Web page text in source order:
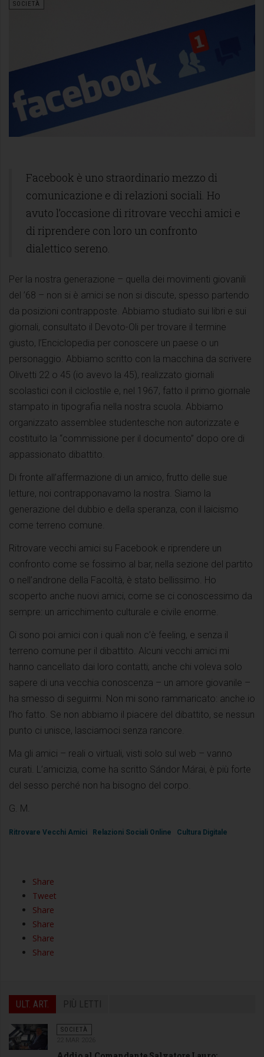
SOCIETÀ
Facebook è uno straordinario mezzo di
comunicazione e di relazioni sociali. Ho
avuto l’occasione di ritrovare vecchi amici e
di riprendere con loro un confronto
dialettico sereno.
Per la nostra generazione – quella dei movimenti giovanili
del ’68 – non si è amici se non si discute, spesso partendo
da posizioni contrapposte. Abbiamo studiato sui libri e sui
giornali, consultato il Devoto-Oli per trovare il termine
giusto, l’Enciclopedia per conoscere un paese o un
personaggio. Abbiamo scritto con la macchina da scrivere
Olivetti 22 o 45 (io avevo la 45), realizzato giornali
scolastici con il ciclostile e, nel 1967, fatto il primo giornale
stampato in tipografia nella nostra scuola. Abbiamo
organizzato assemblee studentesche non autorizzate e
costituito la “commissione per il documento” dopo ore di
appassionato dibattito.
Di fronte all’affermazione di un amico, frutto delle sue
letture, noi contrapponavamo la nostra. Siamo la
generazione del dubbio e della speranza, con il laicismo
come terreno comune.
Ritrovare vecchi amici su Facebook e riprendere un
confronto come se fossimo al bar, nella sezione del partito
o nell’androne della Facoltà, è stato bellissimo. Ho
scoperto anche nuovi amici, come se ci conoscessimo da
sempre: un arricchimento culturale e civile enorme.
Ci sono poi amici con i quali non c’è feeling, e senza il
terreno comune per il dibattito. Alcuni vecchi amici mi
hanno cancellato dai loro contatti; anche chi voleva solo
sapere di una vecchia conoscenza – un amore giovanile –
ha smesso di seguirmi. Non mi sono rammaricato: anche io
l’ho fatto. Se non abbiamo il piacere del dibattito, se nessun
punto ci unisce, lasciamoci senza rancore.
Ma gli amici – reali o virtuali, visti solo sul web – vanno
curati. L’amicizia, come ha scritto Sándor Márai, è più forte
del sesso perché non ha bisogno del corpo.
G. M.
Ritrovare Vecchi Amici Relazioni Sociali Online Cultura Digitale
Share
Tweet
Share
Share
Share
Share
ULT. ART. PIÙ LETTI
SOCIETÀ